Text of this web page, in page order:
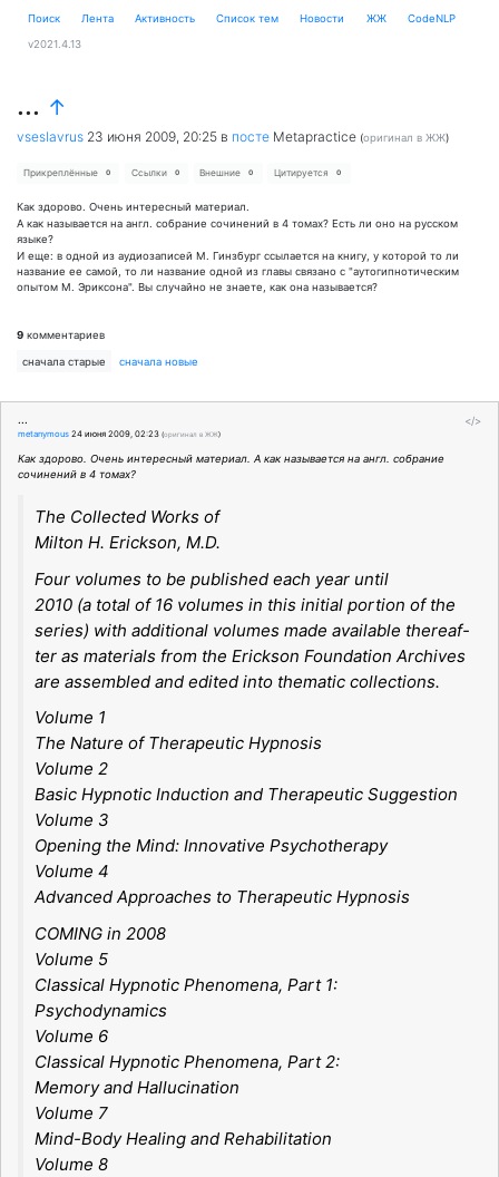
Поиск Лента Активность Cписок тем Новости ЖЖ CodeNLP
v2021.4.13
... ↑
vseslavrus 23 июня 2009, 20:25 в посте Metapractice (оригинал в ЖЖ)
Прикреплённые 0 Ссылки 0 Внешние 0 Цитируется 0
Как здорово. Очень интересный материал.
А как называется на англ. собрание сочинений в 4 томах? Есть ли оно на русском
языке?
И еще: в одной из аудиозаписей М. Гинзбург ссылается на книгу, у которой то ли
название ее самой, то ли название одной из главы связано с "аутогипнотическим
опытом М. Эриксона". Вы случайно не знаете, как она называется?
9 комментариев
сначала старые сначала новые
</>
...
metanymous 24 июня 2009, 02:23 (оригинал в ЖЖ)
Как здорово. Очень интересный материал. А как называется на англ. собрание
сочинений в 4 томах?
The Collected Works of
Milton H. Erickson, M.D.
Four volumes to be published each year until
2010 (a total of 16 volumes in this initial portion of the
series) with additional volumes made available thereaf-
ter as materials from the Erickson Foundation Archives
are assembled and edited into thematic collections.
Volume 1
The Nature of Therapeutic Hypnosis
Volume 2
Basic Hypnotic Induction and Therapeutic Suggestion
Volume 3
Opening the Mind: Innovative Psychotherapy
Volume 4
Advanced Approaches to Therapeutic Hypnosis
COMING in 2008
Volume 5
Classical Hypnotic Phenomena, Part 1:
Psychodynamics
Volume 6
Classical Hypnotic Phenomena, Part 2:
Memory and Hallucination
Volume 7
Mind-Body Healing and Rehabilitation
Volume 8